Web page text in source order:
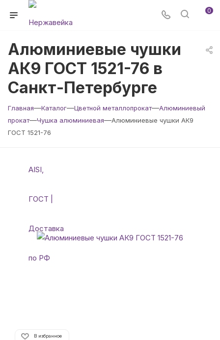
0
Алюминиевые чушки
АК9 ГОСТ 1521-76 в
Санкт-Петербурге
Главная—Каталог—Цветной металлопрокат—Алюминиевый
прокат—Чушка алюминиевая—Алюминиевые чушки АК9
ГОСТ 1521-76
В избранное